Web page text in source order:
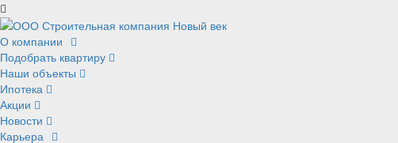
О компании
Подобрать квартиру
Наши объекты
Ипотека
Акции
Новости
Карьера